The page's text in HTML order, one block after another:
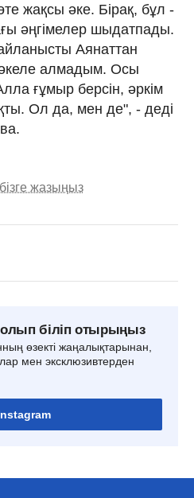
жақсы әке. Бірақ, бұл -
әңгімелер шыдатпады.
Аянаттан
әкеле алмадым. Осы
ғұмыр берсін, әркім
Ол да, мен де", - деді
бізге жазыңыз
біліп отырыңыз
өзекті жаңалықтарынан,
мен эксклюзивтерден